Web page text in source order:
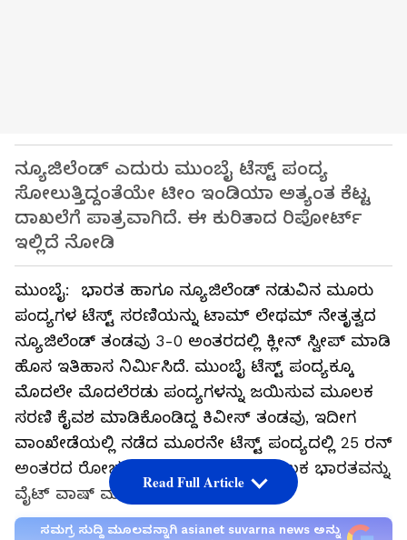
ನ್ಯೂಜಿಲೆಂಡ್ ಎದುರು ಮುಂಬೈ ಟೆಸ್ಟ್ ಪಂದ್ಯ
ಸೋಲುತ್ತಿದ್ದಂತೆಯೇ ಟೀಂ ಇಂಡಿಯಾ ಅತ್ಯಂತ ಕೆಟ್ಟ
ದಾಖಲೆಗೆ ಪಾತ್ರವಾಗಿದೆ. ಈ ಕುರಿತಾದ ರಿಪೋರ್ಟ್
ಇಲ್ಲಿದೆ ನೋಡಿ
ಮುಂಬೈ: ಭಾರತ ಹಾಗೂ ನ್ಯೂಜಿಲೆಂಡ್ ನಡುವಿನ ಮೂರು
ಪಂದ್ಯಗಳ ಟೆಸ್ಟ್ ಸರಣಿಯನ್ನು ಟಾಮ್ ಲೇಥಮ್ ನೇತೃತ್ವದ
ನ್ಯೂಜಿಲೆಂಡ್ ತಂಡವು 3-0 ಅಂತರದಲ್ಲಿ ಕ್ಲೀನ್ ಸ್ವೀಪ್‌ ಮಾಡಿ
ಹೊಸ ಇತಿಹಾಸ ನಿರ್ಮಿಸಿದೆ. ಮುಂಬೈ ಟೆಸ್ಟ್ ಪಂದ್ಯಕ್ಕೂ
ಮೊದಲೇ ಮೊದಲೆರಡು ಪಂದ್ಯಗಳನ್ನು ಜಯಿಸುವ ಮೂಲಕ
ಸರಣಿ ಕೈವಶ ಮಾಡಿಕೊಂಡಿದ್ದ ಕಿವೀಸ್ ತಂಡವು, ಇದೀಗ
ವಾಂಖೇಡೆಯಲ್ಲಿ ನಡೆದ ಮೂರನೇ ಟೆಸ್ಟ್ ಪಂದ್ಯದಲ್ಲಿ 25 ರನ್
ಅಂತರದ ರೋಚಕ ಗೆಲುವು ಸಾಧಿಸುವ ಮೂಲಕ ಭಾರತವನ್ನು
ವೈಟ್‌ ವಾಷ್ ಮಾಡಿದೆ..
ಸಮಗ್ರ ಸುದ್ದಿ ಮೂಲವನ್ನಾಗಿ asianet suvarna news ಅನ್ನು
Read Full Article